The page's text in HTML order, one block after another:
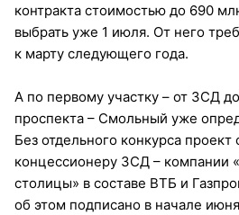
контракта стоимостью до 690
выбрать уже 1 июля. От него
к марту следующего года.
А по первому участку – от ЗСД
проспекта – Смольный уже
Без отдельного конкурса проект
концессионеру ЗСД – компании
столицы» в составе ВТБ и
об этом подписано в начале